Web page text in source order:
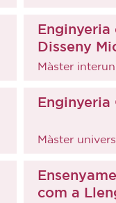
Disseny
Màster
Enginyeria
Màster
com a